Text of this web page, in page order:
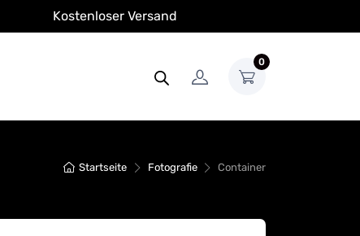
Kostenloser Versand
0
Startseite Fotografie Container